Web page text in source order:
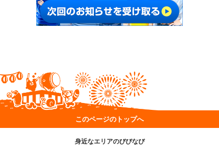
このページのトップへ
身近なエリアのびびなび